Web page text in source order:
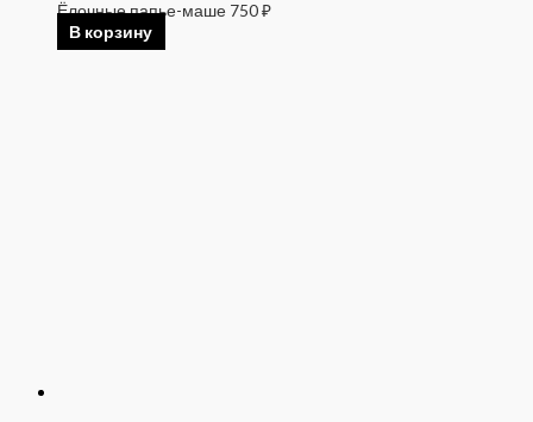
Ёлочные папье-маше 750₽
В корзину